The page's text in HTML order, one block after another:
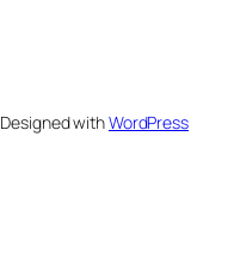
Designed withWordPress